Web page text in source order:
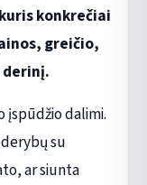
konkrečiai
greičio,
įspūdžio dalimi.
su
ar siunta